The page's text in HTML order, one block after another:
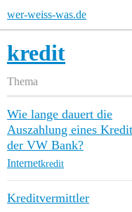
wer-weiss-was.de
kredit
Thema
Wie lange dauert die
Auszahlung eines
der VW Bank?
Internetkredit
Kreditvermittler